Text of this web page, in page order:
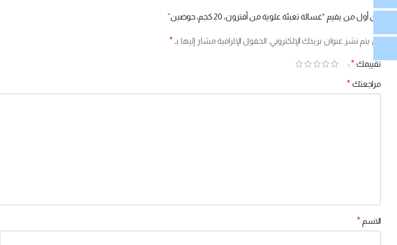
كن أول من يقيم “غسالة تعبئة علوية من أفترون، 20 كجم، حوضين”
لن يتم نشر عنوان بريدك الإلكتروني. الحقول الإلزامية مشار إليها بـ*
تقييمك *
مراجعتك *
الاسم *